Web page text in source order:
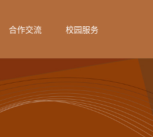
合作交流 校园服务